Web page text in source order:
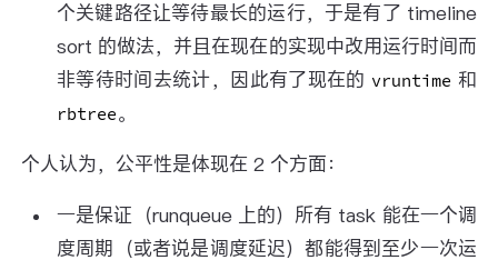
个关键路径让等待最长的运行，于是有了 timeline
sort 的做法，并且在现在的实现中改用运行时间而
非等待时间去统计，因此有了现在的 vruntime 和
rbtree。
个人认为，公平性是体现在 2 个方面：
一是保证（runqueue 上的）所有 task 能在一个调
度周期（或者说是调度延迟）都能得到至少一次运